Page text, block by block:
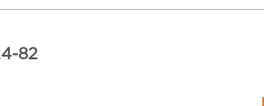
82